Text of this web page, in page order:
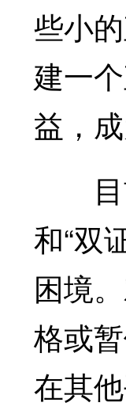
些小
建一
益，
目
和“双
困境
格或
在其